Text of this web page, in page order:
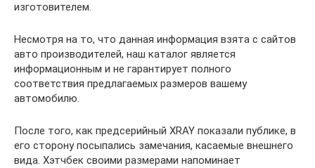
изготовителем.
Несмотря на то, что данная информация взята с сайтов
авто производителей, наш каталог является
информационным и не гарантирует полного
соответствия предлагаемых размеров вашему
автомобилю.
После того, как предсерийный XRAY показали публике, в
его сторону посыпались замечания, касаемые внешнего
вида. Хэтчбек своими размерами напоминает